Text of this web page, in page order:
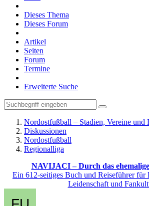
Dieses Thema
Dieses Forum
Artikel
Seiten
Forum
Termine
Erweiterte Suche
Nordostfußball – Stadien, Vereine und
Diskussionen
Nordostfußball
Regionalliga
NAVIJACI – Durch das
Ein 612-seitiges Buch und Reiseführer für
Leidenschaft und